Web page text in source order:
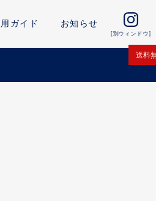
ガイド お知らせ
[別ウィンドウ]
送料